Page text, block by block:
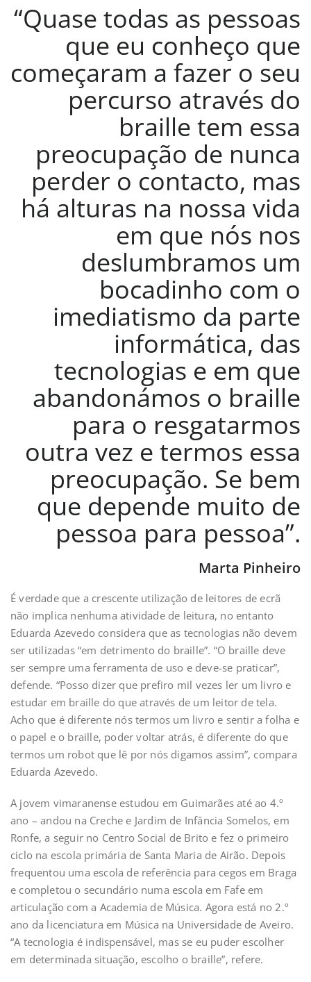
“Quase todas as pessoas
que eu conheço que
começaram a fazer o seu
percurso através do
braille tem essa
preocupação de nunca
perder o contacto, mas
há alturas na nossa vida
em que nós nos
deslumbramos um
bocadinho com o
imediatismo da parte
informática, das
tecnologias e em que
abandonámos o braille
para o resgatarmos
outra vez e termos essa
preocupação. Se bem
que depende muito de
pessoa para pessoa”.
Marta Pinheiro
É verdade que a crescente utilização de leitores de ecrã
não implica nenhuma atividade de leitura, no entanto
Eduarda Azevedo considera que as tecnologias não devem
ser utilizadas “em detrimento do braille”. “O braille deve
ser sempre uma ferramenta de uso e deve-se praticar”,
defende. “Posso dizer que prefiro mil vezes ler um livro e
estudar em braille do que através de um leitor de tela.
Acho que é diferente nós termos um livro e sentir a folha e
o papel e o braille, poder voltar atrás, é diferente do que
termos um robot que lê por nós digamos assim”, compara
Eduarda Azevedo.
A jovem vimaranense estudou em Guimarães até ao 4.º
ano – andou na Creche e Jardim de Infância Somelos, em
Ronfe, a seguir no Centro Social de Brito e fez o primeiro
ciclo na escola primária de Santa Maria de Airão. Depois
frequentou uma escola de referência para cegos em Braga
e completou o secundário numa escola em Fafe em
articulação com a Academia de Música. Agora está no 2.º
ano da licenciatura em Música na Universidade de Aveiro.
“A tecnologia é indispensável, mas se eu puder escolher
em determinada situação, escolho o braille”, refere.